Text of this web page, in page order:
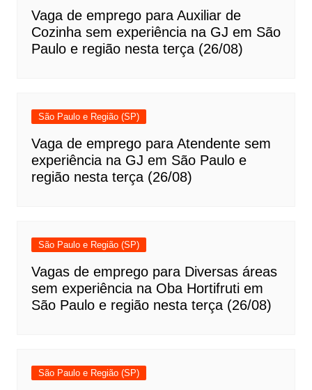
Vaga de emprego para Auxiliar de
Cozinha sem experiência na GJ em São
Paulo e região nesta terça (26/08)
São Paulo e Região (SP)
Vaga de emprego para Atendente sem
experiência na GJ em São Paulo e
região nesta terça (26/08)
São Paulo e Região (SP)
Vagas de emprego para Diversas áreas
sem experiência na Oba Hortifruti em
São Paulo e região nesta terça (26/08)
São Paulo e Região (SP)